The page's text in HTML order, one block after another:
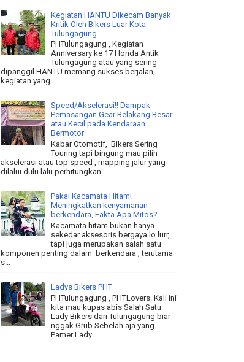
Kegiatan HANTU Dikecam Banyak
Kritik Oleh Bikers Luar Kota
Tulungagung
PHTulungagung , Kegiatan
Anniversary ke 17 Honda Antik
Tulungagung atau yang sering
dipanggil HANTU memang sukses berjalan,
kegiatan yang...
Speed/Akselerasi!! Dampak
Pemasangan Gear Belakang Besar
atau Kecil pada Kendaraan
Bermotor
Kabar Otomotif, Bikers Sering
Touring tapi bingung mau pilih
akselerasi atau top speed , mapping jalur yang
dilalui dulu lalu perhitungkan...
Pakai Kacamata Hitam!
Meningkatkan kenyamanan
berkendara, Fakta Apa Mitos?
Kacamata hitam bukan hanya
sekedar aksesoris bergaya lo lurr,
tapi juga merupakan salah satu
komponen penting dalam berkendara , terutama
s...
Ladys Bikers PHT
PHTulungagung , PHTLovers. Kali ini
kita mau kupas abis Salah Satu
Lady Bikers dari Tulungagung biar
nggak Grub Sebelah aja yang
Pamer Lady...